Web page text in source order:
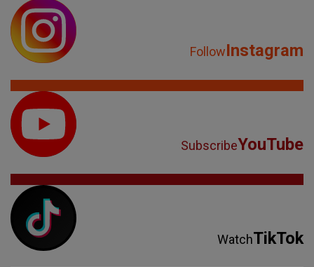
FollowInstagram
SubscribeYouTube
WatchTikTok